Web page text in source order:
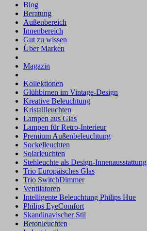
Blog
Beratung
Außenbereich
Innenbereich
Gut zu wissen
Über Marken
Magazin
Kollektionen
Glühbirnen im Vintage-Design
Kreative Beleuchtung
Kristallleuchten
Lampen aus Glas
Lampen für Retro-Interieur
Premium Außenbeleuchtung
Sockelleuchten
Solarleuchten
Stehleuchte als Design-Innenausstattung
Trio Europäisches Glas
Trio SwitchDimmer
Ventilatoren
Intelligente Beleuchtung Philips Hue
Philips EyeComfort
Skandinavischer Stil
Betonleuchten